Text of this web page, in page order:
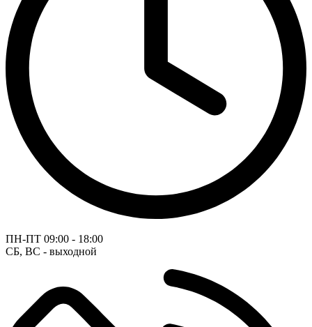
ПН-ПТ 09:00 - 18:00
СБ, ВС - выходной